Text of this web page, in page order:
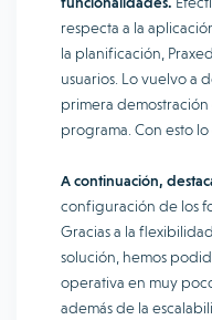
respecta a la
la planificación,
usuarios. Lo vuelvo a
primera demostración
programa. Con esto
A continuación,
configuración de los
Gracias a la
solución, hemos
operativa en muy
además de la